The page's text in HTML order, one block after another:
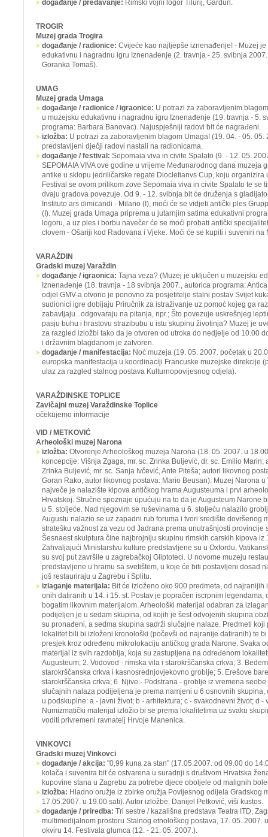
događanje / predavanje: Rimski vojni logor Tilurij, Gardun.
TROGIR
Muzej grada Trogira
događanje / radionice: Cvijeće kao najljepše iznenađenje! - Muzej
edukativnu i nagradnu igru Iznenađenje (2. travnja - 25. svibnja
Goranka Tomaš).
UMAG
Muzej grada Umaga
događanje / radionice / igraonice: U potrazi za zaboravljenim
u muzejsku edukativnu i nagradnu igru Iznenađenje (19. travnja - 5.
programa: Barbara Banovac). Najuspješniji radovi bit će nagrađeni.
izložba: U potrazi za zaboravljenim blagom Umaga! (19. 04. - 05. 05.
predstavljeni dječji radovi nastali na radionicama.
događanje / festival: Sepomaia viva in civite Spalato (9. - 12. 05.
SEPOMAIA VIVA ove godine u vrijeme Međunarodnog dana muzeja
antike u sklopu jedriličarske regate Diocletianvs Cup, koju organizira
Festival se ovom prilikom zove Sepomaia viva in civite Spalato te se
dvaju gradova povezuje. Od 9. - 12. svibnja bit će druženja s
Instituto ars dimicandi - Milano (I), moći će se vidjeti antički ples
(I). Muzej grada Umaga priprema u jutarnjim satima edukativni
logoru, a uz ples i borbu navečer će se moći probati antički
clovem - Ošariji kod Radovana i Vjeke. Moći će se kupiti i suveniri na
VARAŽDIN
Gradski muzej Varaždin
događanje / igraonica: Tajna veza? (Muzej je uključen u muzejsku
Iznenađenje (18. travnja - 18 svibnja 2007., autorica programa:
odjel GMV-a otvorio je ponovno za posjetitelje stalni postav Svijet
sudionici igre dobijaju Priručnik za istraživanje uz pomoć kojeg ga
zabavljaju...odgovaraju na pitanja, npr.; Što povezuje uskrešnjeg
pasju buhu i hrastovu strazibubu u istu skupinu životinja? Muzej je
za razgled izložbi tako da je otvoren od utroka do nedjelje od 10.00
i državnim blagdanom je zatvoren.
događanje / manifestacija: Noć muzeja (19. 05. 2007. početak u
europska manifestacija u koordinaciji Francuske muzejske direkcije
ulaz za razgled stalnog postava Kulturnopovijesnog odjela).
VARAŽDINSKE TOPLICE
Zavičajni muzej Varaždinske Toplice
očekujemo informacije
VID / METKOVIĆ
Arheološki muzej Narona
izložba: Otvorenje Arheološkog muzeja Narona (18. 05. 2007. u
koncepcije: Višnja Zgaga, mr. sc. Zrinka Buljević, dr. sc. Emilio Marin;
Zrinka Buljević, mr. sc. Sanja Ivčević, Ante Piteša; autori likovnog
Goran Rako, autor likovnog postava: Mario Beusan). Muzej Narona
največe je nalazište kipova antičkog hrama Augusteuma i prvi
Hrvatskoj. Stručne spoznaje upućuju na to da je Augusteum Narone
u 5. stoljeće. Nad njegovim se ruševinama u 6. stoljeću nalazilo
Augustu nalazio se uz zapadni rub foruma i tvori središte dovršenog
stratešku važnost za vezu od Jadrana prema unutrašnjosti provincije
Šesnaest skulptura čine najbrojniju skupinu rimskih carskih kipova iz
Zahvaljajući Ministarstvu kulture predstavljene su u Oxfordu,
su svoj put završile u zagrebačkoj Gliptoteci. U novome muzeju
predstavljene u hramu sa svetištem, u koje će biti postavljeni dosad
još restauriraju u Zagrebu i Splitu.
izlaganje materijala: Bit će izloženo oko 900 predmeta, od najranijih
onih datiranih u 14. i 15. st. Postav je popračen iscrpnim legendama,
bogatim likovnim materijalom. Arheološki materijal odabran za
podijeljen je u sedam skupina, od kojih je šest odvojenih skupina
su pronađeni, a sedma skupina sadrži slučajne nalaze. Predmeti
lokalitet bili bi izloženi kronološki (počevši od najranije datiranih) te
presjek kroz određenu mikrolokaciju antičkog grada Narone. Svaka
materijal iz svih razdoblja, koja su zastupljena na određenom
Augusteum; 2. Vodovod - rimska vila i starokrščanska crkva; 3.
starokrščanska crkva i kasnosrednjovjekovno groblje; 5. Erešove
starokrščanska crkva; 6. Njive - Podstrana - groblje iz vremena
slučajnih nalaza podijeljena je prema namjeni u 6 osnovnih
u podskupine: a - javni život; b - arhitektura; c - svakodnevni život; d -
Numizmatički materijal izložio bi se prema lokalitetima uz svaku
voditi privremeni ravnatelj Hrvoje Manenica.
VINKOVCI
Gradski muzej Vinkovci
događanje / akcija: "0,99 kuna za stan" (17.05.2007. od 09.00 do
kolača i suvenira bit će ostvarena u suradnji s društvom Hrvatska
kupovine stana u Zagrebu za potrebe djece oboljele od malignih
izložba: Hladno oružje iz zbirke oružja Povijesnog odijela Gradskog
17.05.2007. u 19.00 sati). Autor izložbe: Danijel Petković, viši kustos.
događanje / priredba: Tri sestre / kazališna predstava Teatra ITD,
multimedijalnom prostoru Stalnog etnološkog postava, 17. 05. 2007.
okviru 14. Festivala glumca (12. - 21. 05. 2007.).